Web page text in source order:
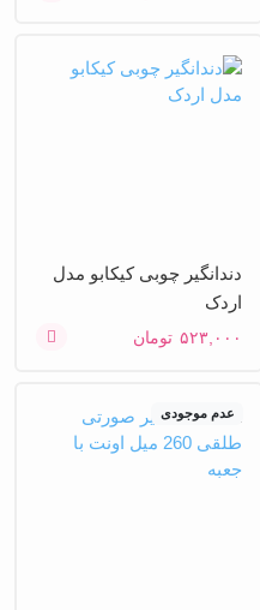
دندانگیر چوبی کیکابو مدل
اردک
۵۲۳,۰۰۰ تومان
عدم موجودی